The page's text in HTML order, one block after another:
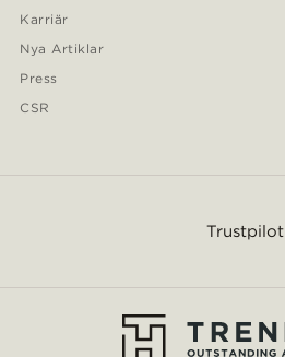
Karriär
Nya Artiklar
Press
CSR
Trustpilot